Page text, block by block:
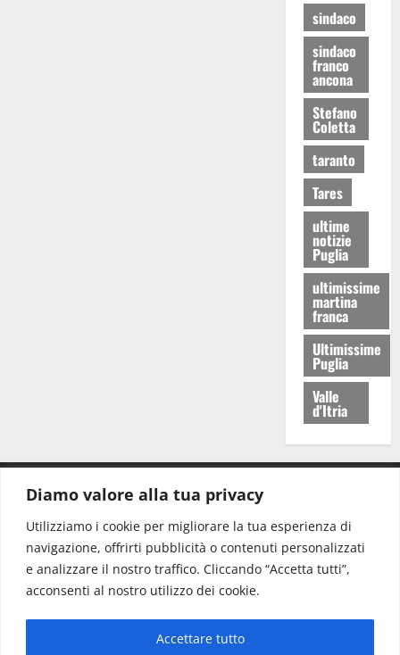
Diamo valore alla tua privacy
Utilizziamo i cookie per migliorare la tua esperienza di
navigazione, offrirti pubblicità o contenuti personalizzati
e analizzare il nostro traffico. Cliccando “Accetta tutti”,
acconsenti al nostro utilizzo dei cookie.
Accettare tutto
sindaco
sindaco
franco
ancona
Stefano
Coletta
taranto
Tares
ultime
notizie
Puglia
ultimissime
martina
franca
Ultimissime
Puglia
Valle
d'Itria
Redazione: redazione@www.martinasera.it
Direttore:direttore@www.martinasera.it
Info & Commerciale:info@www.martinasera.it